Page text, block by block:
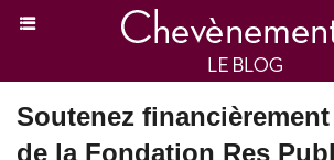
Soutenez
de la Fondation Res